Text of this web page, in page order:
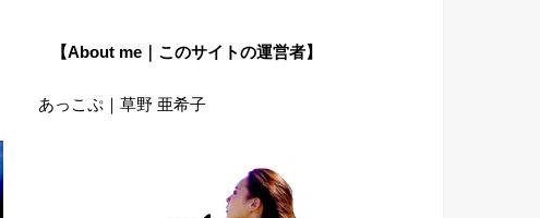
【About me｜このサイトの運営者】
あっこぷ｜草野 亜希子